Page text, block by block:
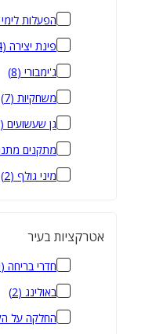
הפעלות
פינת יצירה (
ג'ימבורי (
8
)
משחקיות (
7
)
גן שעשועים (
מתקנים
מיני גולף (
2
)
אטרקציות בעיר
חדרי בריחה (
באולינג (
2
)
החלקה על